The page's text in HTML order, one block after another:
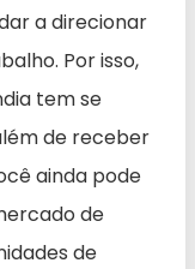
a direcionar
Por isso,
tem se
de receber
ainda pode
de
de